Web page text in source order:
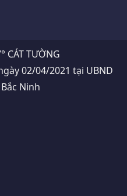
CÁT TƯỜNG
02/04/2021 tại UBND
Ninh